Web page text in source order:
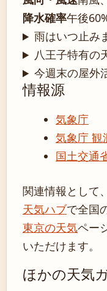
降水確率午後
雨はいつ止み
八王子特有の
今週末の屋外
情報源
気象庁
気象庁 観
国土交通
関連情報として、
天気ハブで全国
東京の天気ペー
いただけます。
ほかの天気